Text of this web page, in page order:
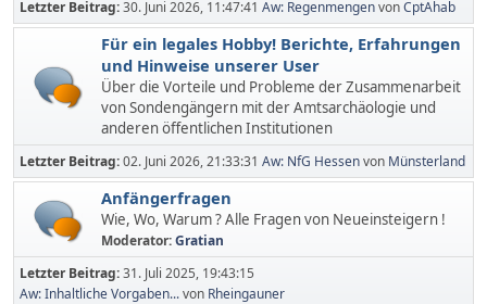
Letzter Beitrag:30. Juni 2026, 11:47:41 Aw: RegenmengenvonCptAhab
Für ein legales Hobby! Berichte, Erfahrungen
und Hinweise unserer User
Über die Vorteile und Probleme der Zusammenarbeit
von Sondengängern mit der Amtsarchäologie und
anderen öffentlichen Institutionen
Letzter Beitrag:02. Juni 2026, 21:33:31 Aw: NfG Hessenvon Münsterland
Anfängerfragen
Wie, Wo, Warum ? Alle Fragen von Neueinsteigern !
Moderator:Gratian
Letzter Beitrag:31. Juli 2025, 19:43:15
Aw: Inhaltliche Vorgaben...von Rheingauner